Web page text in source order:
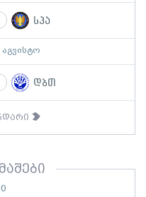
სპა
აგვისტო
დბთ